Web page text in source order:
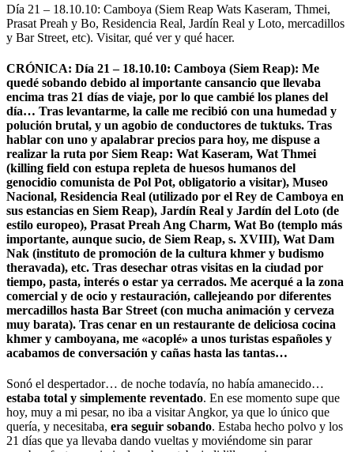
Día 21 – 18.10.10: Camboya (Siem Reap Wats Kaseram, Thmei,
Prasat Preah y Bo, Residencia Real, Jardín Real y Loto, mercadillos
y Bar Street, etc). Visitar, qué ver y qué hacer.
CRÓNICA: Día 21 – 18.10.10: Camboya (Siem Reap): Me
quedé sobando debido al importante cansancio que llevaba
encima tras 21 días de viaje, por lo que cambié los planes del
día… Tras levantarme, la calle me recibió con una humedad y
polución brutal, y un agobio de conductores de tuktuks. Tras
hablar con uno y apalabrar precios para hoy, me dispuse a
realizar la ruta por Siem Reap: Wat Kaseram, Wat Thmei
(killing field con estupa repleta de huesos humanos del
genocidio comunista de Pol Pot, obligatorio a visitar), Museo
Nacional, Residencia Real (utilizado por el Rey de Camboya en
sus estancias en Siem Reap), Jardín Real y Jardín del Loto (de
estilo europeo), Prasat Preah Ang Charm, Wat Bo (templo más
importante, aunque sucio, de Siem Reap, s. XVIII), Wat Dam
Nak (instituto de promoción de la cultura khmer y budismo
theravada), etc. Tras desechar otras visitas en la ciudad por
tiempo, pasta, interés o estar ya cerrados. Me acerqué a la zona
comercial y de ocio y restauración, callejeando por diferentes
mercadillos hasta Bar Street (con mucha animación y cerveza
muy barata). Tras cenar en un restaurante de deliciosa cocina
khmer y camboyana, me «acoplé» a unos turistas españoles y
acabamos de conversación y cañas hasta las tantas…
Sonó el despertador… de noche todavía, no había amanecido…
estaba total y simplemente reventado. En ese momento supe que
hoy, muy a mi pesar, no iba a visitar Angkor, ya que lo único que
quería, y necesitaba, era seguir sobando. Estaba hecho polvo y los
21 días que ya llevaba dando vueltas y moviéndome sin parar